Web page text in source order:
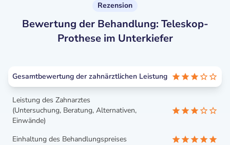
Rezension
Bewertung der Behandlung: Teleskop-
Prothese im Unterkiefer
Gesamtbewertung der zahnärztlichen Leistung
Leistung des Zahnarztes
(Untersuchung, Beratung, Alternativen,
Einwände)
Einhaltung des Behandlungspreises